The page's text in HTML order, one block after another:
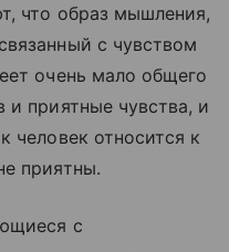
что образ мышления,
с чувством
очень мало общего
и приятные чувства, и
человек относится к
приятны.
с